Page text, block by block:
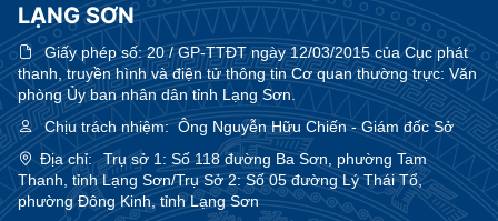
LẠNG SƠN
Giấy phép số:20 / GP-TTĐT ngày 12/03/2015 của Cục phát
thanh, truyền hình và điện tử thông tin Cơ quan thường trực: Văn
phòng Ủy ban nhân dân tỉnh Lạng Sơn.
Chịu trách nhiệm:Ông Nguyễn Hữu Chiến - Giám đốc Sở
Địa chỉ:
Trụ sở 1: Số 118 đường Ba Sơn, phường Tam
Thanh, tỉnh Lạng Sơn/Trụ Sở 2: Số 05 đường Lý Thái Tổ,
phường Đông Kinh, tỉnh Lạng Sơn